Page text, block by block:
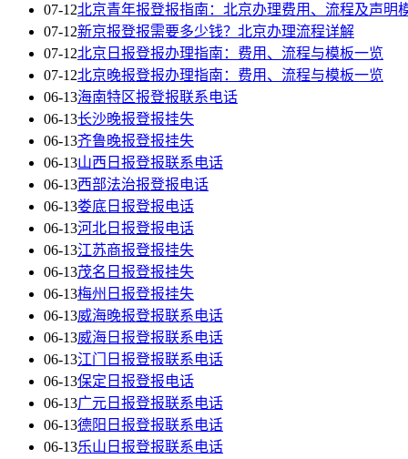
07-12北京青年报登报指南：北京办理费用、流程及声明
07-12新京报登报需要多少钱？北京办理流程详解
07-12北京日报登报办理指南：费用、流程与模板一览
07-12北京晚报登报办理指南：费用、流程与模板一览
06-13海南特区报登报联系电话
06-13长沙晚报登报挂失
06-13齐鲁晚报登报挂失
06-13山西日报登报联系电话
06-13西部法治报登报电话
06-13娄底日报登报电话
06-13河北日报登报电话
06-13江苏商报登报挂失
06-13茂名日报登报挂失
06-13梅州日报登报挂失
06-13威海晚报登报联系电话
06-13威海日报登报联系电话
06-13江门日报登报联系电话
06-13保定日报登报电话
06-13广元日报登报联系电话
06-13德阳日报登报联系电话
06-13乐山日报登报联系电话